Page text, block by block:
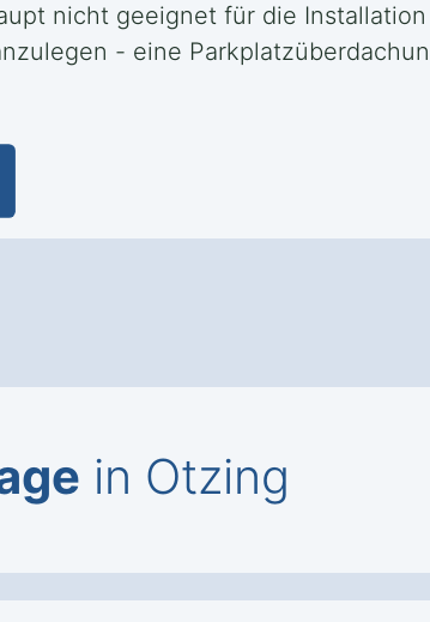
nicht geeignet für die
- eine
in Otzing